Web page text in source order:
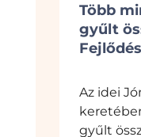
Több
gyűlt
Az idei
gyűlt